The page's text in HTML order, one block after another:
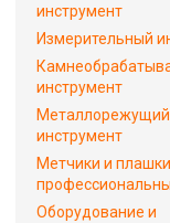
инструмент
Измерительный
инструмент
Металлорежущий
инструмент
Метчики и плашки
Оборудование и